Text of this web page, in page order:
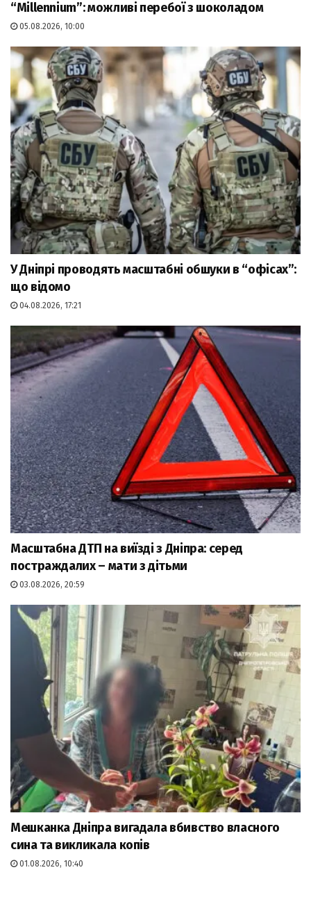
“Millennium”: можливі перебої з шоколадом
05.08.2026, 10:00
У Дніпрі проводять масштабні обшуки в “офісах”:
що відомо
04.08.2026, 17:21
Масштабна ДТП на виїзді з Дніпра: серед
постраждалих – мати з дітьми
03.08.2026, 20:59
Мешканка Дніпра вигадала вбивство власного
сина та викликала копів
01.08.2026, 10:40